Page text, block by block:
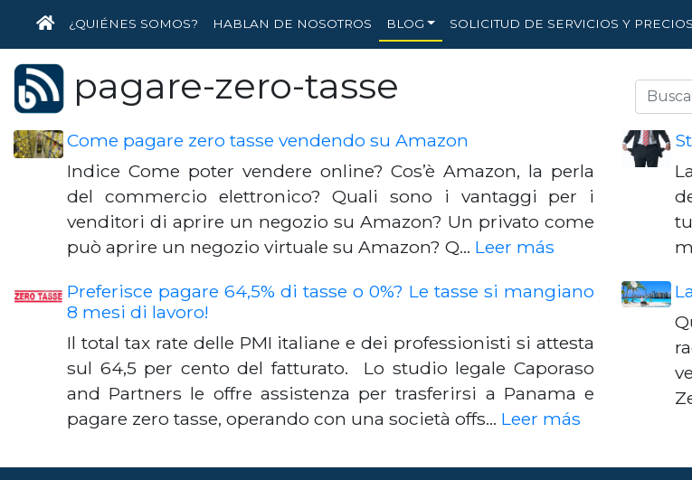
INICIO
¿QUIÉNES SOMOS? HABLAN DE NOSOTROS BLOG SOLICITUD DE SERVICIOS Y PRECIOS
pagare-zero-tasse
Come pagare zero tasse vendendo su Amazon
Indice Come poter vendere online? Cos’è Amazon, la perla
del commercio elettronico? Quali sono i vantaggi per i
venditori di aprire un negozio su Amazon? Un privato come
può aprire un negozio virtuale su Amazon? Q… Leer más
Preferisce pagare 64,5% di tasse o 0%? Le tasse si mangiano
8 mesi di lavoro!
Il total tax rate delle PMI italiane e dei professionisti si attesta
sul 64,5 per cento del fatturato. Lo studio legale Caporaso
and Partners le offre assistenza per trasferirsi a Panama e
pagare zero tasse, operando con una società offs… Leer más